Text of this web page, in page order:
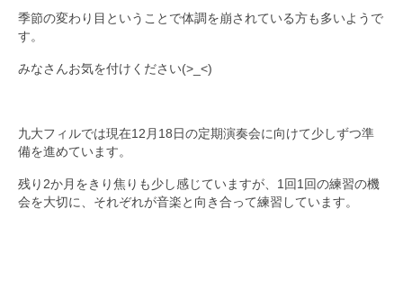
九大フィル特集ページ
団員専用ページ
季節の変わり目ということで体調を崩されている方も多いようで
す。
みなさんお気を付けください(>_<)
九大フィルでは現在12月18日の定期演奏会に向けて少しずつ準
備を進めています。
残り2か月をきり焦りも少し感じていますが、1回1回の練習の機
会を大切に、それぞれが音楽と向き合って練習しています。